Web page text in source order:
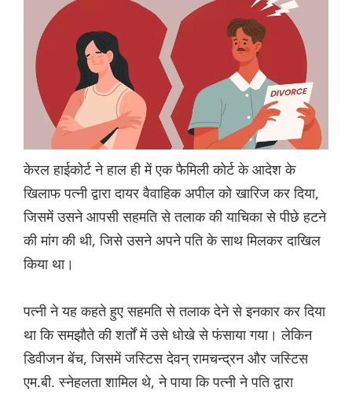
केरल हाईकोर्ट ने हाल ही में एक फैमिली कोर्ट के आदेश के
खिलाफ पत्नी द्वारा दायर वैवाहिक अपील को खारिज कर दिया,
जिसमें उसने आपसी सहमति से तलाक की याचिका से पीछे हटने
की मांग की थी, जिसे उसने अपने पति के साथ मिलकर दाखिल
किया था।
पत्नी ने यह कहते हुए सहमति से तलाक देने से इनकार कर दिया
था कि समझौते की शर्तों में उसे धोखे से फंसाया गया। लेकिन
डिवीजन बेंच, जिसमें जस्टिस देवन् रामचन्द्रन और जस्टिस
एम.बी. स्नेहलता शामिल थे, ने पाया कि पत्नी ने पति द्वारा